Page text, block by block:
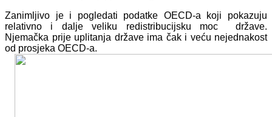
Zanimljivo je i pogledati podatke OECD-a koji pokazuju
relativno i dalje veliku redistribucijsku moc države.
Njemačka prije uplitanja države ima čak i veću nejednakost
od prosjeka OECD-a.